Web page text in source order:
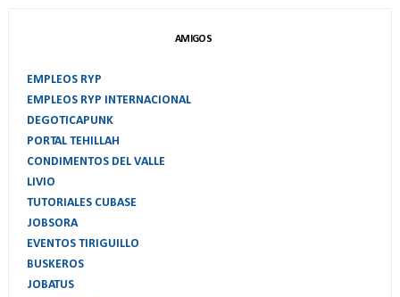
AMIGOS
EMPLEOS RYP
EMPLEOS RYP INTERNACIONAL
DEGOTICAPUNK
PORTAL TEHILLAH
CONDIMENTOS DEL VALLE
LIVIO
TUTORIALES CUBASE
JOBSORA
EVENTOS TIRIGUILLO
BUSKEROS
JOBATUS